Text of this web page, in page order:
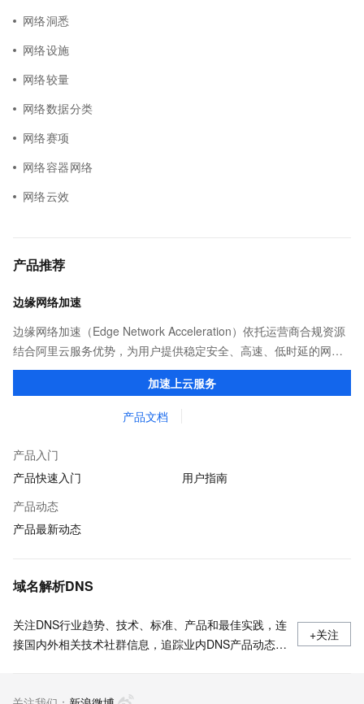
网络洞悉
网络设施
网络较量
网络数据分类
网络赛项
网络容器网络
网络云效
产品推荐
边缘网络加速
边缘网络加速（Edge Network Acceleration）依托运营商合规资源
结合阿里云服务优势，为用户提供稳定安全、高速、低时延的网络
传输，解决客户不同站点的连接、组网、数据安全传输、业务质量
加速上云服务
产品文档
产品入门
产品快速入门
用户指南
产品动态
产品最新动态
域名解析DNS
关注DNS行业趋势、技术、标准、产品和最佳实践，连
接国内外相关技术社群信息，追踪业内DNS产品动态，
+关注